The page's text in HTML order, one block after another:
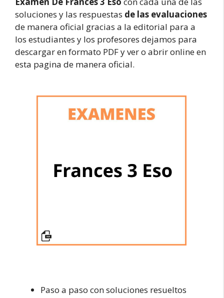
soluciones y las respuestas de las evaluaciones
de manera oficial gracias a la editorial para a
los estudiantes y los profesores dejamos para
descargar en formato PDF y ver o abrir online en
esta pagina de manera oficial.
Paso a paso con soluciones resueltos